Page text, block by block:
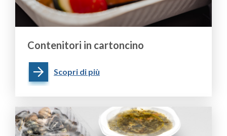
Contenitori in cartoncino
Scopri di più